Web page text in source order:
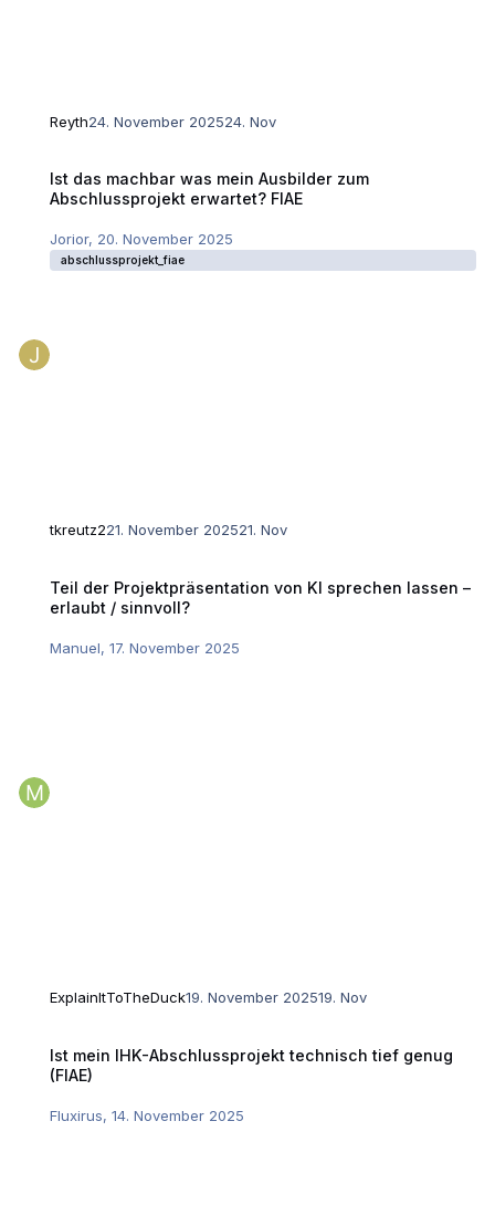
Reyth24. November 202524. Nov
Ist das machbar was mein Ausbilder zum
Abschlussprojekt erwartet? FIAE
Jorior, 20. November 2025
abschlussprojekt_fiae
tkreutz221. November 202521. Nov
Teil der Projektpräsentation von KI sprechen lassen –
erlaubt / sinnvoll?
Manuel, 17. November 2025
ExplainItToTheDuck19. November 202519. Nov
Ist mein IHK-Abschlussprojekt technisch tief genug
(FIAE)
Fluxirus, 14. November 2025